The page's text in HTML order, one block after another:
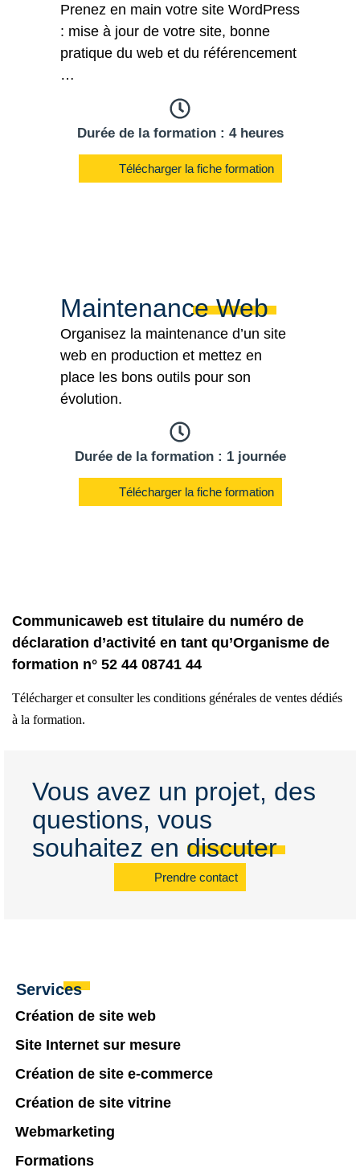
Prenez en main votre site WordPress
: mise à jour de votre site, bonne
pratique du web et du référencement
…
Durée de la formation : 4 heures
Télécharger la fiche formation
Maintenance Web
Organisez la maintenance d’un site
web en production et mettez en
place les bons outils pour son
évolution.
Durée de la formation : 1 journée
Télécharger la fiche formation
Communicaweb est titulaire du numéro de
déclaration d’activité en tant qu’Organisme de
formation n° 52 44 08741 44
Télécharger et consulter les conditions générales de ventes dédiés
à la formation.
Vous avez un projet, des
questions, vous
souhaitez en discuter
Prendre contact
Services
Création de site web
Site Internet sur mesure
Création de site e-commerce
Création de site vitrine
Webmarketing
Formations